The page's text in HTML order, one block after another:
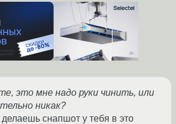
это мне надо руки чинить, или
никак?
делаешь снапшот у тебя в это